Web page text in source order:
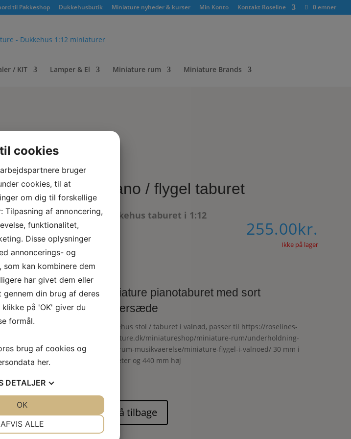
til Pakkeshop Dukkehusbutik Miniature nyheder & kurser Min Konto Kontakt Roseline 0 emner
/ KIT Lamper & El Miniature rum Miniature Brands
Piano / flygel taburet
Dukkehus taburet i 1:12
255.00kr.
Ikke på lager
Miniature pianotaburet med sort
lædersæde
Dukkehus stol / taburet i valnød, passer til https://roselines-
miniature.dk/miniatureshop/miniature-rum/underholdning-
spillerum-musikvaerelse/miniature-flygel-i-valnoed/ 30 mm i
diameter og 440 mm høj
cookies
bruger
cookies, til at
om dig til forskellige
Tilpasning af annoncering,
funktionalitet,
Disse oplysninger
annoncerings- og
som kan kombinere dem
har givet dem eller
gennem din brug af deres
på 'OK' giver du
formål.
brug af cookies og
her.
DETALJER
AFVIS ALLE
OK